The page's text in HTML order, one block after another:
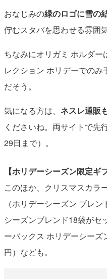
おなじみの緑のロゴに雪の
佇むスタバを思わせる雰囲
ちなみにオリガミ ホルダー
レクション ホリデーでの
だそう。
気になる方は、 ネスレ通販
くださいね。両サイトで先
29日まで）。
【ホリデーシーズン限定ギ
このほか、クリスマスカラ
（ホリデーシーズン ブレ
シーズンブレンド18袋がセ
ーバックス ホリデーシー
円）なども。